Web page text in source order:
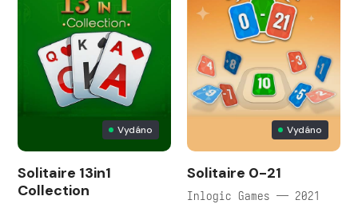
Vydáno
Solitaire 13in1
Collection
Vydáno
Solitaire 0-21
Inlogic Games — 2021